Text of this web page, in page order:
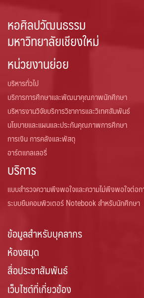
หอศิลปวัฒนธรรม
มหาวิทยาลัยเชียงใหม่
หน่วยงานย่อย
บริหารทั่วไป
บริการการศึกษาและพัฒนาคุณภาพนักศึกษา
บริหารงานวิจัยบริการวิชาการและวิเทศสัมพันธ์
นโยบายและแผนและประกันคุณภาพการศึกษา
การเงิน การคลังและพัสดุ
อาร์ตแกลเลอรี่
บริการ
แบบสำรวจความพึงพอใจและความไม่พึงพอใจต่อก
ระบบยืมคอมพิวเตอร์ Notebook สำหรับนักศึกษา
ข้อมูลสำหรับบุคลากร
ห้องสมุด
สื่อประชาสัมพันธ์
เว็บไซต์ที่เกี่ยวข้อง